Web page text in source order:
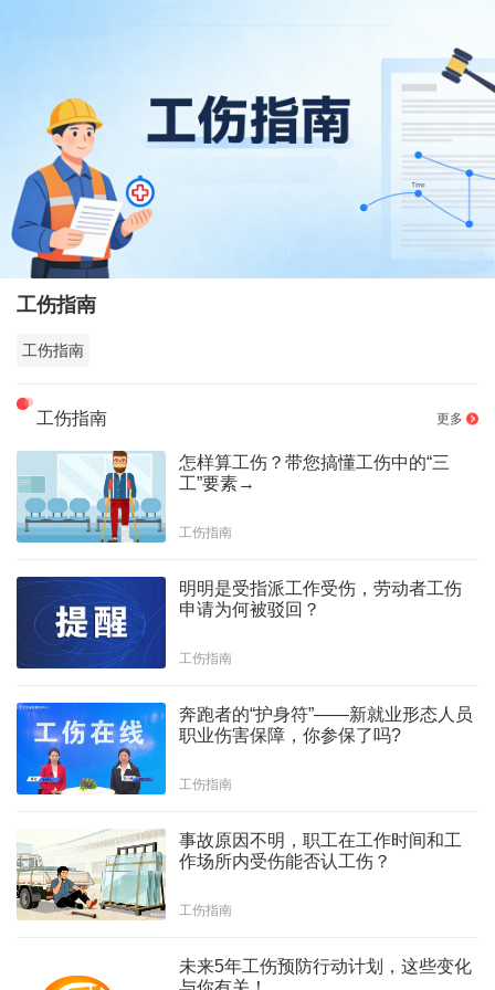
工伤指南
工伤指南
工伤指南 更多
怎样算工伤？带您搞懂工伤中的“三
工”要素→
工伤指南
明明是受指派工作受伤，劳动者工伤
申请为何被驳回？
工伤指南
奔跑者的“护身符”——新就业形态人员
职业伤害保障，你参保了吗?
工伤指南
事故原因不明，职工在工作时间和工
作场所内受伤能否认工伤？
工伤指南
未来5年工伤预防行动计划，这些变化